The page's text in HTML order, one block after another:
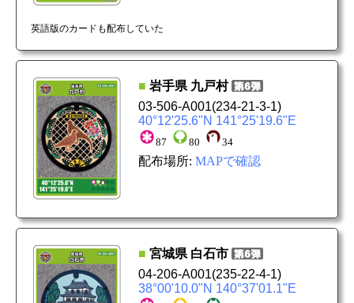
英語版のカードも配布していた
■ 岩手県 九戸村
03-506-A001(234-21-3-1)
40°12'25.6"N 141°25'19.6"E
87 80 34
配布場所: MAPで確認
■ 宮城県 白石市
04-206-A001(235-22-4-1)
38°00'10.0"N 140°37'01.1"E